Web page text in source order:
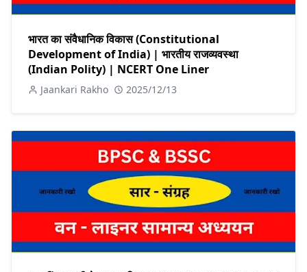
भारत का संवैधानिक विकास (Constitutional
Development of India) | भारतीय राजव्यवस्था
(Indian Polity) | NCERT One Liner
Jaankari Rakho 2025/12/13